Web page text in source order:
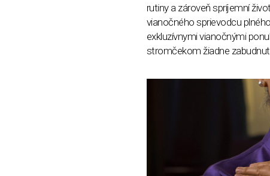
rutiny a zároveň spríjemní
vianočného sprievodcu plné
exkluzívnymi vianočnými
stromčekom žiadne zabudnut